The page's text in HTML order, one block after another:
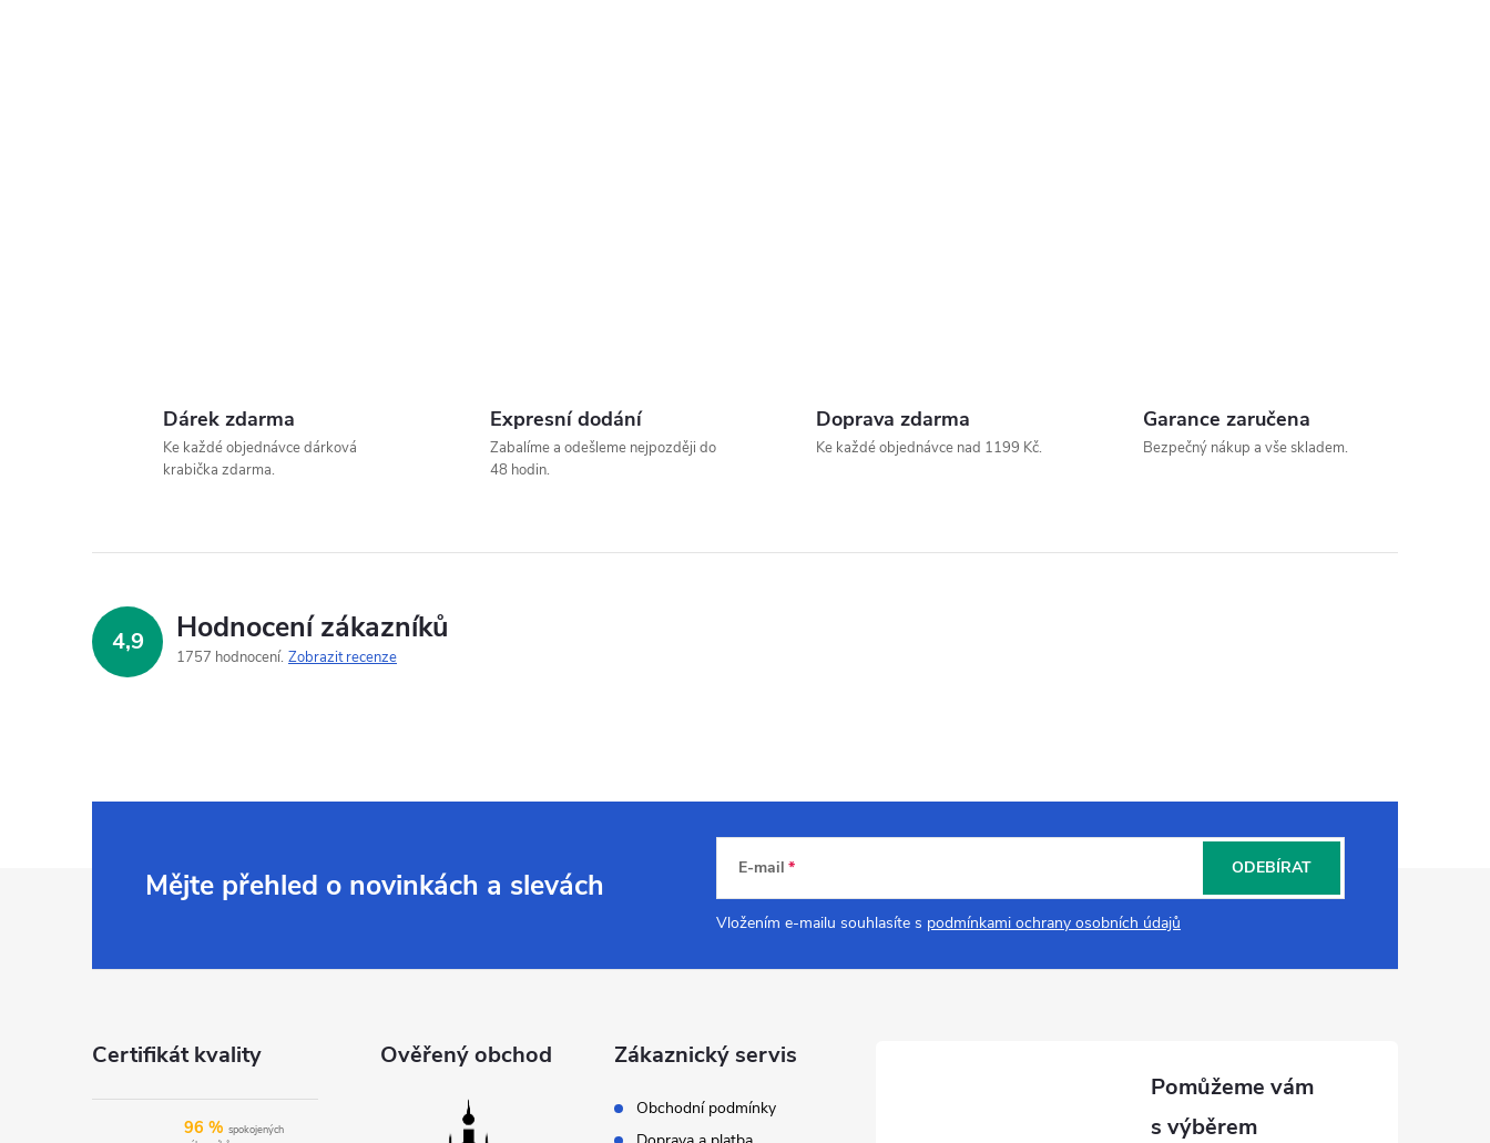
Dárek zdarma
Ke každé objednávce dárková
krabička zdarma.
Expresní dodání
Zabalíme a odešleme nejpozději do
48 hodin.
Doprava zdarma
Ke každé objednávce nad 1199 Kč.
Garance zaručena
Bezpečný nákup a vše skladem.
4,9 Hodnocení zákazníků
1757 hodnocení Zobrazit recenze
Mějte přehled o novinkách a slevách E-mail
Vložením e-mailu souhlasíte s podmínkami ochrany osobních údajů
ODEBÍRAT
Certifikát kvality
96 % spokojených
Ověřený obchod Zákaznický servis
Obchodní podmínky